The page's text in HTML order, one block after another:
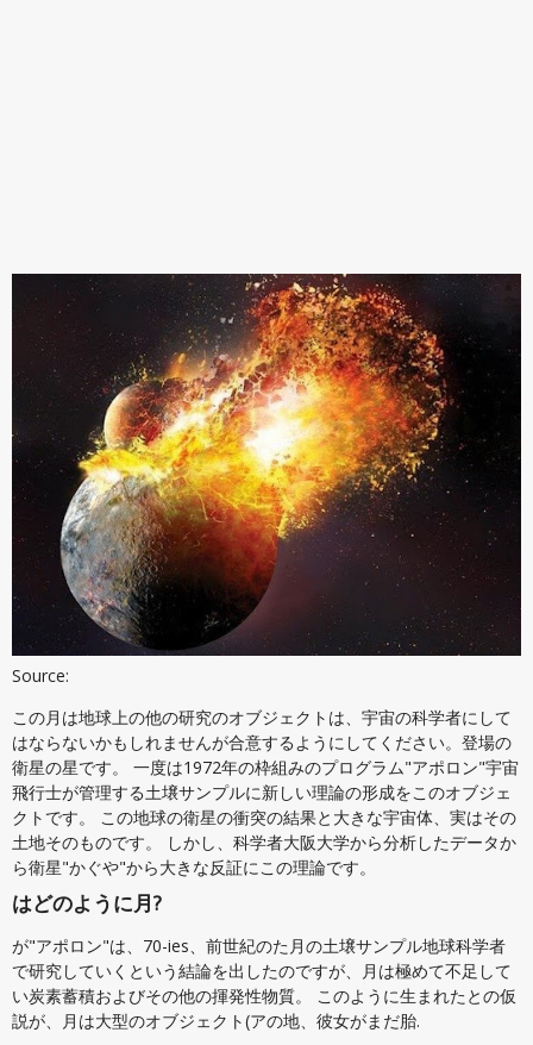
Source:
この月は地球上の他の研究のオブジェクトは、宇宙の科学者にして
はならないかもしれませんが合意するようにしてください。登場の
衛星の星です。 一度は1972年の枠組みのプログラム"アポロン"宇宙
飛行士が管理する土壌サンプルに新しい理論の形成をこのオブジェ
クトです。 この地球の衛星の衝突の結果と大きな宇宙体、実はその
土地そのものです。 しかし、科学者大阪大学から分析したデータか
ら衛星"かぐや"から大きな反証にこの理論です。
はどのように月?
が"アポロン"は、70-ies、前世紀のた月の土壌サンプル地球科学者
で研究していくという結論を出したのですが、月は極めて不足して
い炭素蓄積およびその他の揮発性物質。 このように生まれたとの仮
説が、月は大型のオブジェクト(アの地、彼女がまだ胎.